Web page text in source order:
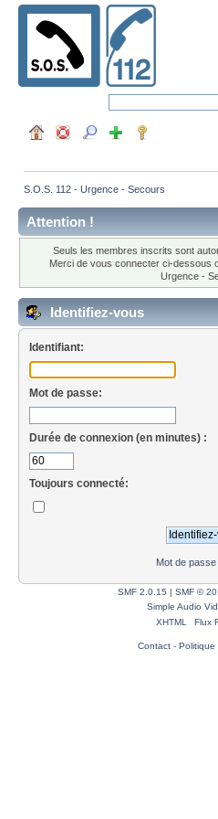
S.O.S. 112 - Urgence - Secours
Attention !
Seuls les membres inscrits sont
Merci de vous connecter ci-dessous
Urgence -
Identifiez-vous
Identifiant:
Mot de passe:
Durée de connexion (en minutes) :
Toujours connecté:
Mot de passe
SMF 2.0.15 | SMF ©
Simple Audio
XHTML
Flux
Contact- Politique